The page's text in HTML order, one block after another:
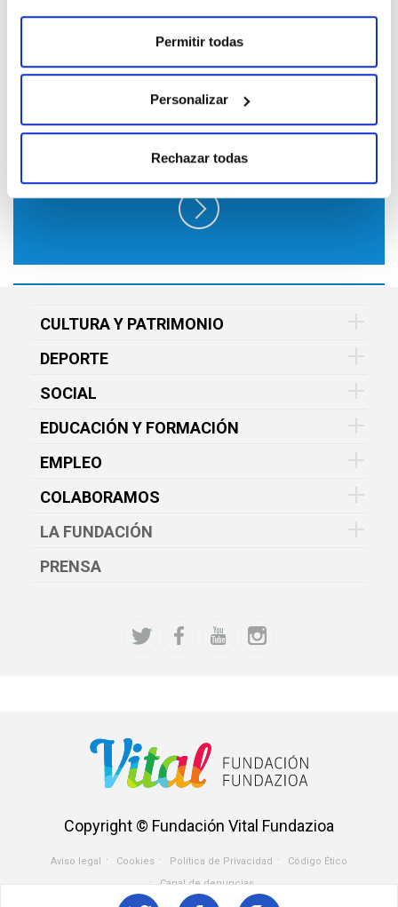
Permitir todas
Personalizar
Rechazar todas
SUSCRÍBETE A LO QUE TE INTERESA
EN FUNDACIÓN VITAL Y RECÍBELO EN
TU EMAIL GRATIS
CULTURA Y PATRIMONIO
DEPORTE
SOCIAL
EDUCACIÓN Y FORMACIÓN
EMPLEO
COLABORAMOS
LA FUNDACIÓN
PRENSA
Copyright © Fundación Vital Fundazioa
Aviso legal Cookies Política de Privacidad
Código Ético
Canal de denuncias